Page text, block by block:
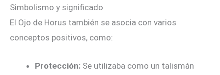
Simbolismo y significado
El Ojo de Horus también se asocia con varios
conceptos positivos, como:
Protección: Se utilizaba como un talismán